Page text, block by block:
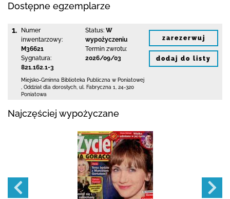
Dostępne egzemplarze
1.
Numer
inwentarzowy:
M36621
Sygnatura:
821.162.1-3
Status: W
wypożyczeniu
Termin zwrotu:
2026/09/03
Miejsko-Gminna Biblioteka Publiczna w Poniatowej
Oddział dla dorosłych, ul. Fabryczna 1
24-320
Poniatowa
zarezerwuj
dodaj do listy
Najczęściej wypożyczane